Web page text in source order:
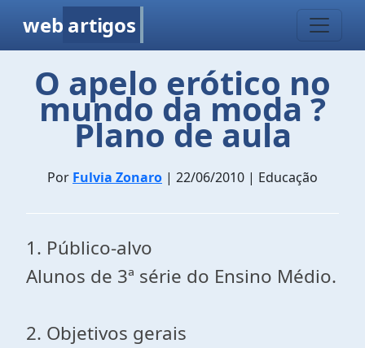
web artigos
O apelo erótico no
mundo da moda ?
Plano de aula
Por Fulvia Zonaro | 22/06/2010 | Educação
1. Público-alvo
Alunos de 3ª série do Ensino Médio.
2. Objetivos gerais